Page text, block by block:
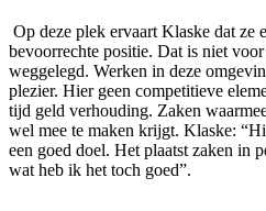
Op deze plek ervaart Klaske dat ze
bevoorrechte positie. Dat is niet
weggelegd. Werken in deze
plezier. Hier geen competitieve
tijd geld verhouding. Zaken
wel mee te maken krijgt. Klaske:
een goed doel. Het plaatst zaken in
wat heb ik het toch goed”.